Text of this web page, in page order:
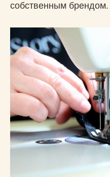
собственным брендом.